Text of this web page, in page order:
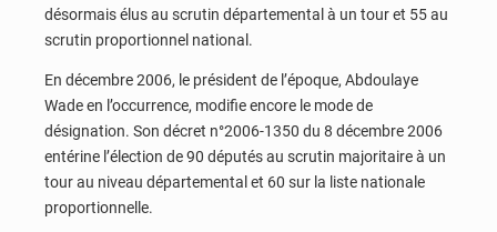
désormais élus au scrutin départemental à un tour et 55 au
scrutin proportionnel national.
En décembre 2006, le président de l’époque, Abdoulaye
Wade en l’occurrence, modifie encore le mode de
désignation. Son décret n°2006-1350 du 8 décembre 2006
entérine l’élection de 90 députés au scrutin majoritaire à un
tour au niveau départemental et 60 sur la liste nationale
proportionnelle.